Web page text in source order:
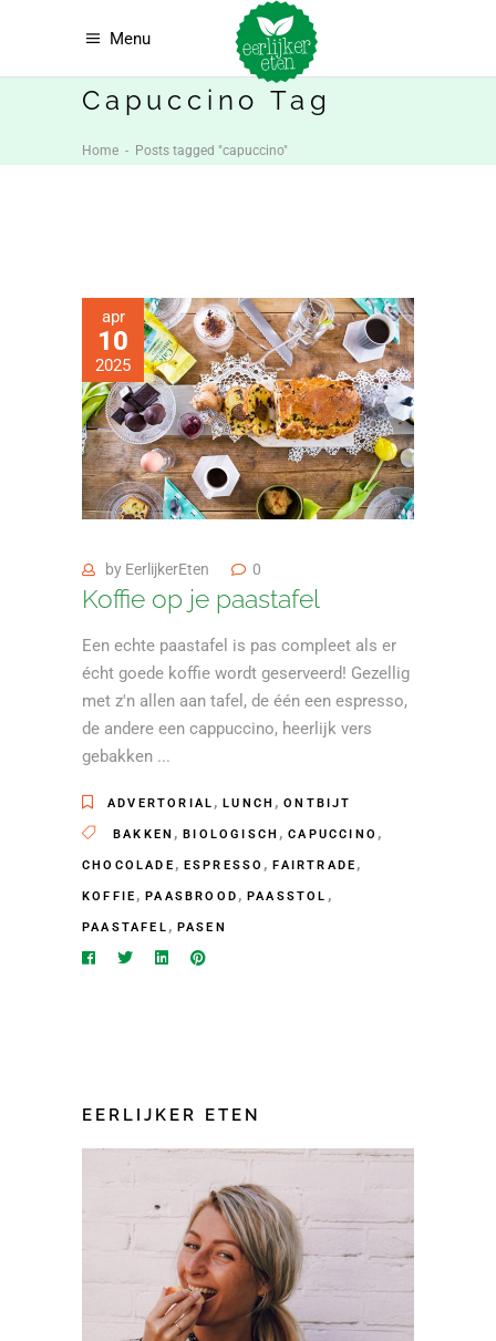
Menu
Capuccino Tag
Home - Posts tagged "capuccino"
apr
10
2025
by EerlijkerEten 0
Koffie op je paastafel
Een echte paastafel is pas compleet als er
écht goede koffie wordt geserveerd! Gezellig
met z'n allen aan tafel, de één een espresso,
de andere een cappuccino, heerlijk vers
gebakken
ADVERTORIAL ,LUNCH ,ONTBIJT
BAKKEN ,BIOLOGISCH ,CAPUCCINO ,
CHOCOLADE , ESPRESSO ,FAIRTRADE ,
KOFFIE ,PAASBROOD ,PAASSTOL ,
PAASTAFEL , PASEN
EERLIJKER ETEN